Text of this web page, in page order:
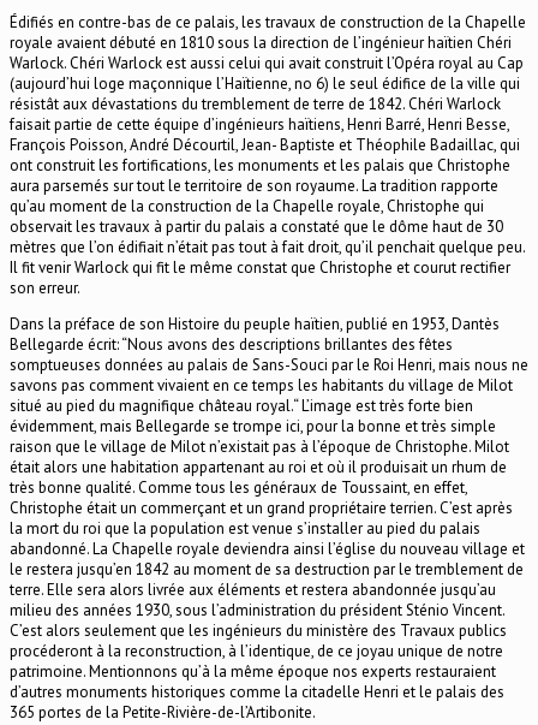
Édifiés en contre-bas de ce palais, les travaux de construction de la Chapelle
royale avaient débuté en 1810 sous la direction de l’ingénieur haïtien Chéri
Warlock. Chéri Warlock est aussi celui qui avait construit l’Opéra royal au Cap
(aujourd’hui loge maçonnique l’Haïtienne, no 6) le seul édifice de la ville qui
résistât aux dévastations du tremblement de terre de 1842. Chéri Warlock
faisait partie de cette équipe d’ingénieurs haïtiens, Henri Barré, Henri Besse,
François Poisson, André Décourtil, Jean- Baptiste et Théophile Badaillac, qui
ont construit les fortifications, les monuments et les palais que Christophe
aura parsemés sur tout le territoire de son royaume. La tradition rapporte
qu’au moment de la construction de la Chapelle royale, Christophe qui
observait les travaux à partir du palais a constaté que le dôme haut de 30
mètres que l’on édifiait n’était pas tout à fait droit, qu’il penchait quelque peu.
Il fit venir Warlock qui fit le même constat que Christophe et courut rectifier
son erreur.
Dans la préface de son Histoire du peuple haïtien, publié en 1953, Dantès
Bellegarde écrit: “Nous avons des descriptions brillantes des fêtes
somptueuses données au palais de Sans-Souci par le Roi Henri, mais nous ne
savons pas comment vivaient en ce temps les habitants du village de Milot
situé au pied du magnifique château royal.“ L’image est très forte bien
évidemment, mais Bellegarde se trompe ici, pour la bonne et très simple
raison que le village de Milot n’existait pas à l’époque de Christophe. Milot
était alors une habitation appartenant au roi et où il produisait un rhum de
très bonne qualité. Comme tous les généraux de Toussaint, en effet,
Christophe était un commerçant et un grand propriétaire terrien. C’est après
la mort du roi que la population est venue s’installer au pied du palais
abandonné. La Chapelle royale deviendra ainsi l’église du nouveau village et
le restera jusqu’en 1842 au moment de sa destruction par le tremblement de
terre. Elle sera alors livrée aux éléments et restera abandonnée jusqu’au
milieu des années 1930, sous l’administration du président Sténio Vincent.
C’est alors seulement que les ingénieurs du ministère des Travaux publics
procéderont à la reconstruction, à l’identique, de ce joyau unique de notre
patrimoine. Mentionnons qu’à la même époque nos experts restauraient
d’autres monuments historiques comme la citadelle Henri et le palais des
365 portes de la Petite-Rivière-de-l’Artibonite.